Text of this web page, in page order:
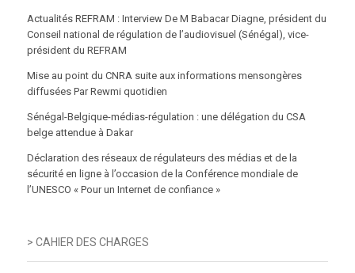
Actualités REFRAM : Interview De M Babacar Diagne, président du
Conseil national de régulation de l’audiovisuel (Sénégal), vice-
président du REFRAM
Mise au point du CNRA suite aux informations mensongères
diffusées Par Rewmi quotidien
Sénégal-Belgique-médias-régulation : une délégation du CSA
belge attendue à Dakar
Déclaration des réseaux de régulateurs des médias et de la
sécurité en ligne à l’occasion de la Conférence mondiale de
l’UNESCO « Pour un Internet de confiance »
> CAHIER DES CHARGES